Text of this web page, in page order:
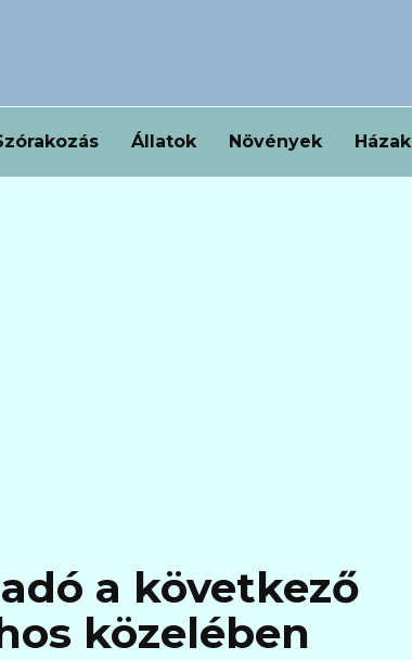
Állatok Növények Házak
a következő
közelében